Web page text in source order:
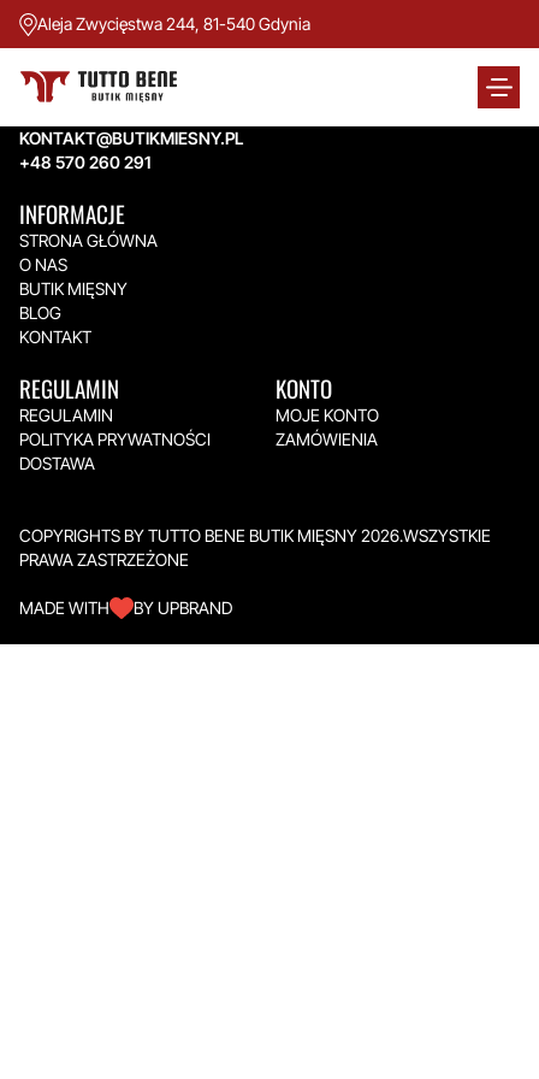
Aleja Zwycięstwa 244, 81-540 Gdynia
TUTTO BENE BUTIK MIĘSNY
Aleja Zwycięstwa 244,
KONTAKT@BUTIKMIESNY.PL
+48 570 260 291
INFORMACJE
STRONA GŁÓWNA
O NAS
BUTIK MIĘSNY
BLOG
KONTAKT
REGULAMIN
REGULAMIN
POLITYKA PRYWATNOŚCI
DOSTAWA
KONTO
MOJE KONTO
ZAMÓWIENIA
COPYRIGHTS BY TUTTO BENE BUTIK MIĘSNY 2026.WSZYSTKIE
PRAWA ZASTRZEŻONE
MADE WITH BY UPBRAND